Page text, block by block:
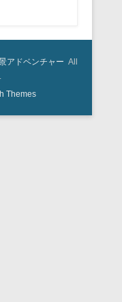
アドベンチャー All
Themes